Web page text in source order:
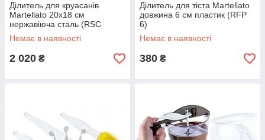
Ділитель для круасанів
Martellato 20х18 см
нержавіюча сталь (RSС
180*200)
Немає в наявності
2 020 ₴
Ділитель для тіста Martellato
довжина 6 см пластик (RFP
6)
Немає в наявності
380 ₴